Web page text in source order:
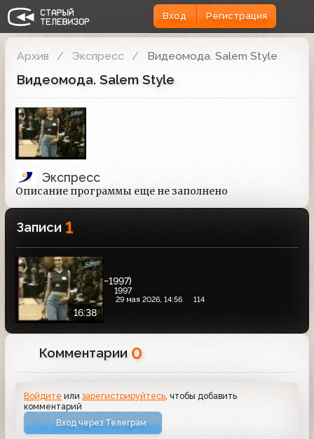
Вход Регистрация
Архив Экспресс Видеомода. Salem Style
Видеомода. Salem Style
Экспресс
Описание программы еще не заполнено
Записи 1
16:38
~1997)
1997
29 мая 2026, 14:56 114
Комментарии 0
Войдите илизарегистрируйтесь , чтобы добавить
комментарий
Вход через Телеграм